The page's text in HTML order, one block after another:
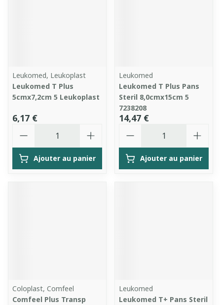
Leukomed, Leukoplast
Leukomed T Plus
5cmx7,2cm 5 Leukoplast
6,17 €
Ajouter au panier
Leukomed
Leukomed T Plus Pans
Steril 8,0cmx15cm 5
7238208
14,47 €
Ajouter au panier
Coloplast, Comfeel
Comfeel Plus Transp
Leukomed
Leukomed T+ Pans Steril